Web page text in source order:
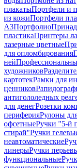
плакатыПортфели и
из кожиПортфели
А3Портфолио
пластикаПринтеры
лазерные цветные
для опломбирования
ней
художников
картотекРамки для
ценников
антигололедных
для денегРозетки
периферияРулоны
офсетныеРучки "5-й
стирай"Ручки
неавтоматические
линерыРучки
функциональные